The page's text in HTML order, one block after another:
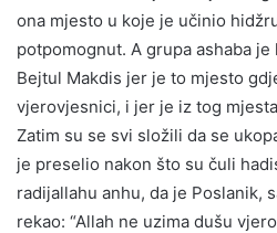
ona mjesto u koje je učinio
potpomognut. A grupa ashaba
Bejtul Makdis jer je to mjesto
vjerovjesnici, i jer je iz tog
Zatim su se svi složili da se
je preselio nakon što su čuli
radijallahu anhu, da je Poslanik,
rekao: “Allah ne uzima dušu